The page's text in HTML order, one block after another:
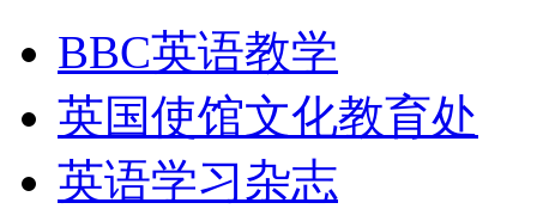
BBC英语教学
英国使馆文化教育处
英语学习杂志